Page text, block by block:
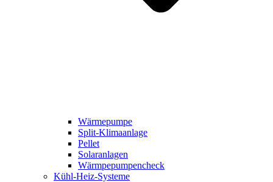
Wärmepumpe
Split-Klimaanlage
Pellet
Solaranlagen
Wärmpepumpencheck
Kühl-Heiz-Systeme